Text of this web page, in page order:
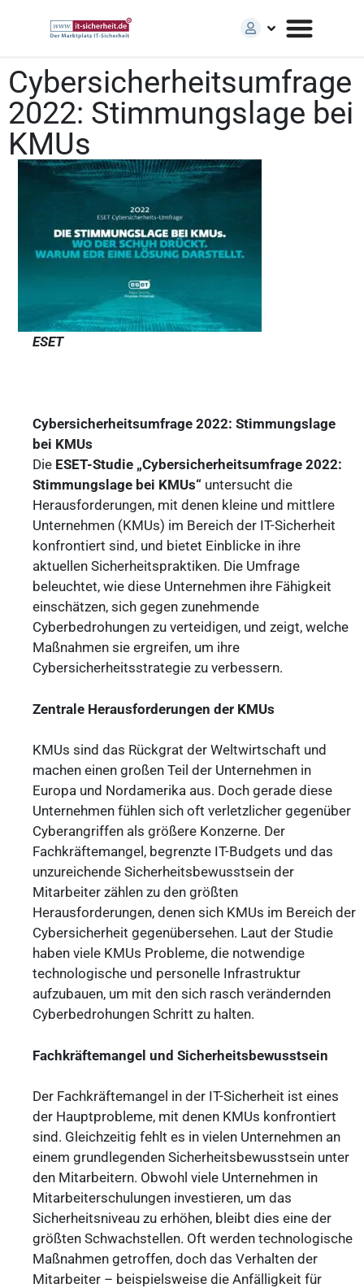
Cybersicherheitsumfrage
2022: Stimmungslage bei
KMUs
ESET
Cybersicherheitsumfrage 2022: Stimmungslage
bei KMUs
Die ESET-Studie „Cybersicherheitsumfrage 2022:
Stimmungslage bei KMUs“ untersucht die
Herausforderungen, mit denen kleine und mittlere
Unternehmen (KMUs) im Bereich der IT-Sicherheit
konfrontiert sind, und bietet Einblicke in ihre
aktuellen Sicherheitspraktiken. Die Umfrage
beleuchtet, wie diese Unternehmen ihre Fähigkeit
einschätzen, sich gegen zunehmende
Cyberbedrohungen zu verteidigen, und zeigt, welche
Maßnahmen sie ergreifen, um ihre
Cybersicherheitsstrategie zu verbessern.
Zentrale Herausforderungen der KMUs
KMUs sind das Rückgrat der Weltwirtschaft und
machen einen großen Teil der Unternehmen in
Europa und Nordamerika aus. Doch gerade diese
Unternehmen fühlen sich oft verletzlicher gegenüber
Cyberangriffen als größere Konzerne. Der
Fachkräftemangel, begrenzte IT-Budgets und das
unzureichende Sicherheitsbewusstsein der
Mitarbeiter zählen zu den größten
Herausforderungen, denen sich KMUs im Bereich der
Cybersicherheit gegenübersehen. Laut der Studie
haben viele KMUs Probleme, die notwendige
technologische und personelle Infrastruktur
aufzubauen, um mit den sich rasch verändernden
Cyberbedrohungen Schritt zu halten.
Fachkräftemangel und Sicherheitsbewusstsein
Der Fachkräftemangel in der IT-Sicherheit ist eines
der Hauptprobleme, mit denen KMUs konfrontiert
sind. Gleichzeitig fehlt es in vielen Unternehmen an
einem grundlegenden Sicherheitsbewusstsein unter
den Mitarbeitern. Obwohl viele Unternehmen in
Mitarbeiterschulungen investieren, um das
Sicherheitsniveau zu erhöhen, bleibt dies eine der
größten Schwachstellen. Oft werden technologische
Maßnahmen getroffen, doch das Verhalten der
Mitarbeiter – beispielsweise die Anfälligkeit für